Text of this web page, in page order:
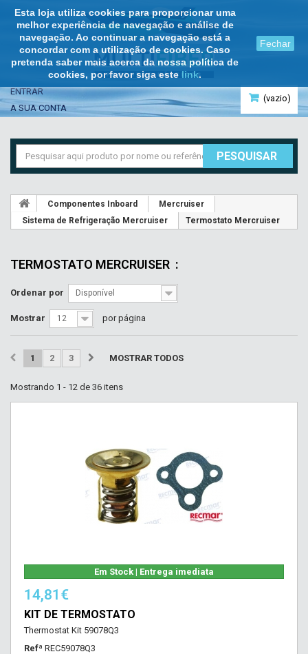
Esta loja utiliza cookies para proporcionar uma
melhor experiência de navegação e análise de
navegação. Ao continuar a navegação está a
concordar com a utilização de cookies. Caso
pretenda saber mais acerca da nossa política de
cookies, por favor siga este link.
Fechar
(vazio)
ENTRAR
A SUA CONTA
PESQUISAR
Componentes Inboard
Mercruiser
Sistema de Refrigeração Mercruiser
Termostato Mercruiser
TERMOSTATO MERCRUISER :
Ordenar por Disponível
Mostrar 12 por página
MOSTRAR TODOS
1 2 3
Mostrando 1 - 12 de 36 itens
Em Stock | Entrega imediata
14,81€
KIT DE TERMOSTATO
Thermostat Kit 59078Q3
Refª REC59078Q3